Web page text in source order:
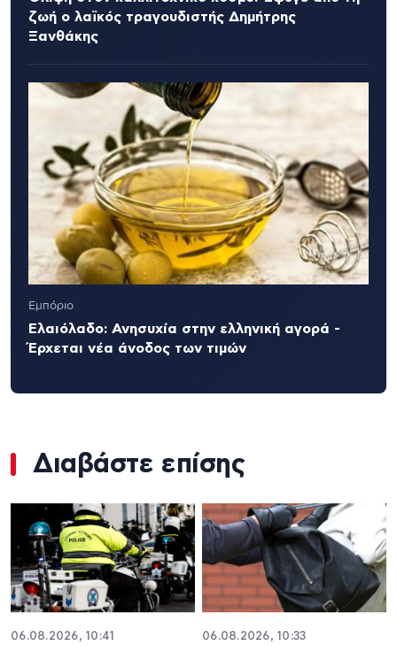
ζωή ο λαϊκός τραγουδιστής Δημήτρης
Ξανθάκης
Εμπόριο
Ελαιόλαδο: Ανησυχία στην ελληνική αγορά -
Έρχεται νέα άνοδος των τιμών
Διαβάστε επίσης
06.08.2026, 10:41 06.08.2026, 10:33